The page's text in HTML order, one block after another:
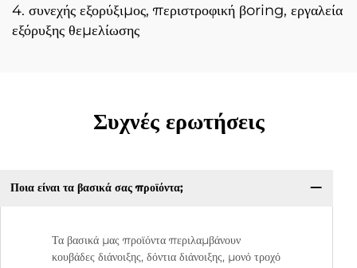
4. συνεχής εξορύξιμος, περιστροφική βoring, εργαλεία
εξόρυξης θεμελίωσης
Συχνές ερωτήσεις
Ποια είναι τα βασικά σας προϊόντα;
Τα βασικά μας προϊόντα περιλαμβάνουν
κουβάδες διάνοιξης, δόντια διάνοιξης, μονό τροχό